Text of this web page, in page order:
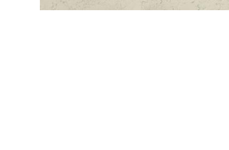
Teltos (Китай)